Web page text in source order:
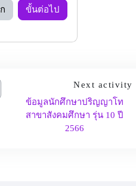
ขั้นต่อไป
Next activity
ข้อมูลนักศึกษาปริญญาโท
สาขาสังคมศึกษา รุ่น 10 ปี
2566